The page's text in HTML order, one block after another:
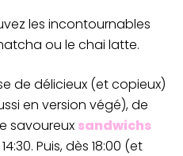
les incontournables
ou le chai latte.
de délicieux (et copieux)
en version végé), de
savoureux sandwichs
Puis, dès 18:00 (et